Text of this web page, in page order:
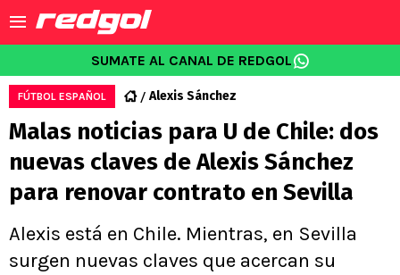
SUMATE AL CANAL DE REDGOL
FÚTBOL ESPAÑOL Alexis Sánchez
Malas noticias para U de Chile: dos
nuevas claves de Alexis Sánchez
para renovar contrato en Sevilla
Alexis está en Chile. Mientras, en Sevilla
surgen nuevas claves que acercan su